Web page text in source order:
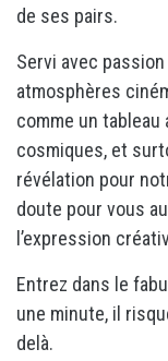
de ses pairs.
Servi avec
atmosphères
comme un
cosmiques, et
révélation pour
doute pour vous
l’expression
Entrez dans le
une minute, il
delà.